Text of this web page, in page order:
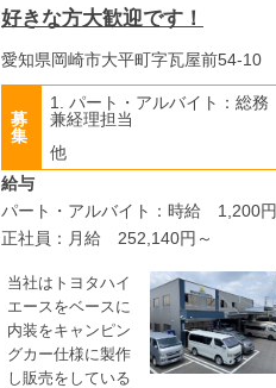
好きな方大歓迎です！
愛知県岡崎市大平町字瓦屋前54-10
募
集
1. パート・アルバイト：総務
兼経理担当
他
給与
パート・アルバイト：時給 1,200円
正社員：月給 252,140円～
当社はトヨタハイ
エースをベースに
内装をキャンピン
グカー仕様に製作
し販売をしている